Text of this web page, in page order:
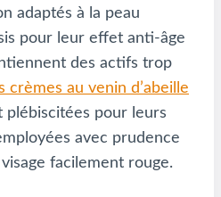
adaptés à la peau
pour leur effet anti-âge
des actifs trop
crèmes au venin d’abeille
plébiscitées pour leurs
avec prudence
facilement rouge.